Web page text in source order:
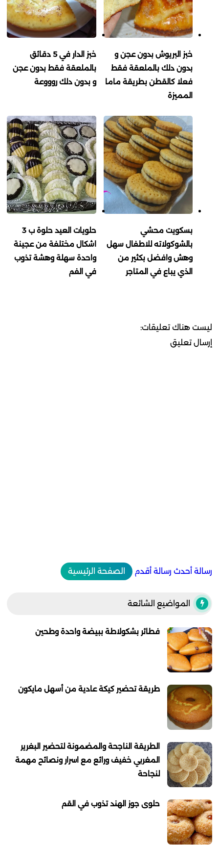
خبز البريوش بدون عجن و
بدون دلك بالملعقة فقط
فعلا كالقطن بطريقة ماما
المميزة
خبز الدار في 5 دقائق
بالملعقة فقط بدون عجن
و بدون دلك روووعة
بسكويت محشي
بالشوكولاته للاطفال سهل
وهش وافضل بكثير من
الذي يباع في المتاجر
حلويات العيد حلوة ب 3
اشكال مختلفة من عجينة
واحدة سهلة وهشة تذوب
في الفم
ليست هناك تعليقات:
إرسال تعليق
رسالة أحدث رسالة أقدم الصفحة الرئيسية
المواضيع الشائعة
فطائر بشكولاطة ببيضة واحدة وطحين
طريقة تحضير كيكة عادية من أسهل مايكون
الطريقة الناجحة والمضمونة لتحضير البغرير
المغربي خفيف ورائع مع اسرار ونصائح مهمة
لنجاحة
حلوى جوز الهند تذوب في القم